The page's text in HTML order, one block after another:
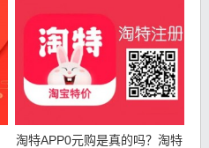
淘特APP0元购是真的吗？淘特